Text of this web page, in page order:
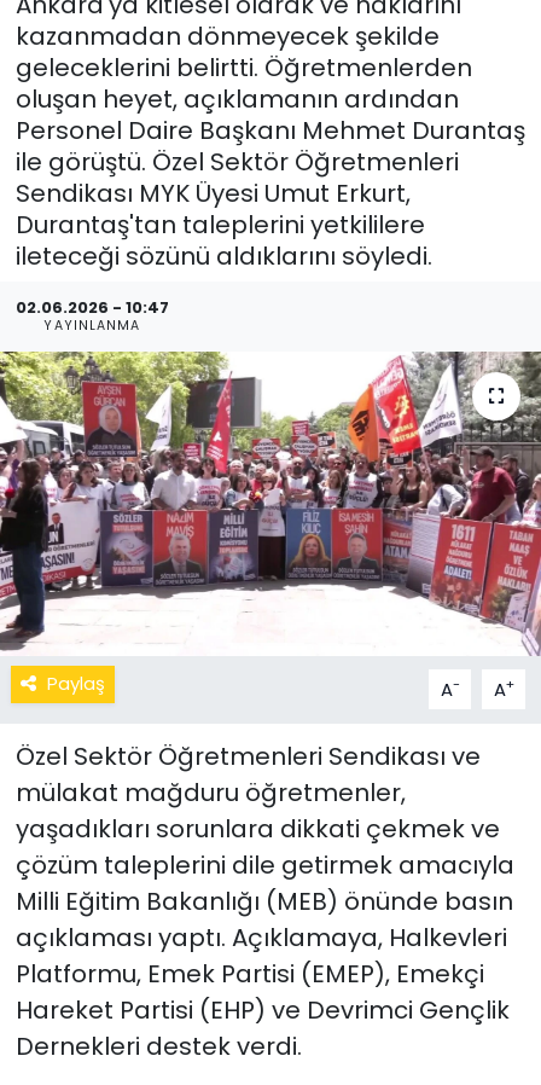
kazanmadan dönmeyecek şekilde
geleceklerini belirtti. Öğretmenlerden
oluşan heyet, açıklamanın ardından
Personel Daire Başkanı Mehmet Durantaş
ile görüştü. Özel Sektör Öğretmenleri
Sendikası MYK Üyesi Umut Erkurt,
Durantaş'tan taleplerini yetkililere
ileteceği sözünü aldıklarını söyledi.
02.06.2026 - 10:47
YAYINLANMA
Paylaş A- A+
Özel Sektör Öğretmenleri Sendikası ve
mülakat mağduru öğretmenler,
yaşadıkları sorunlara dikkati çekmek ve
çözüm taleplerini dile getirmek amacıyla
Milli Eğitim Bakanlığı (MEB) önünde basın
açıklaması yaptı. Açıklamaya, Halkevleri
Platformu, Emek Partisi (EMEP), Emekçi
Hareket Partisi (EHP) ve Devrimci Gençlik
Dernekleri destek verdi.